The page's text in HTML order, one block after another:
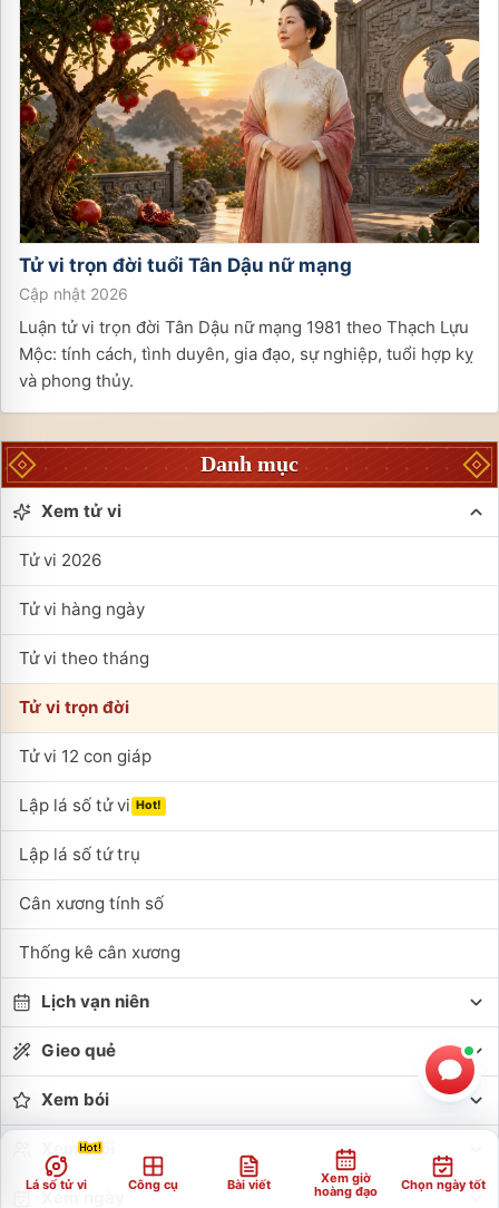
Tử vi trọn đời tuổi Tân Dậu nữmạng
Cập nhật 2026
Luận tử vi trọn đời Tân Dậu nữ mạng 1981 theo Thạch Lựu
Mộc: tính cách, tình duyên, gia đạo, sự nghiệp, tuổi hợp kỵ
và phong thủy.
Danh mục
Xem tử vi
Tử vi 2026
Tử vi hàng ngày
Tử vi theo tháng
Tử vi trọn đời
Tử vi 12 con giáp
Lập lá số tử vi Hot!
Lập lá số tứ trụ
Cân xương tính số
Thống kê cân xương
Lịch vạn niên
Gieo quẻ
Xem bói
Xem tuổi
Lá số tử vi Công cụ Bài viết
Xem giờ
hoàng đạo
Chọn ngày tốt